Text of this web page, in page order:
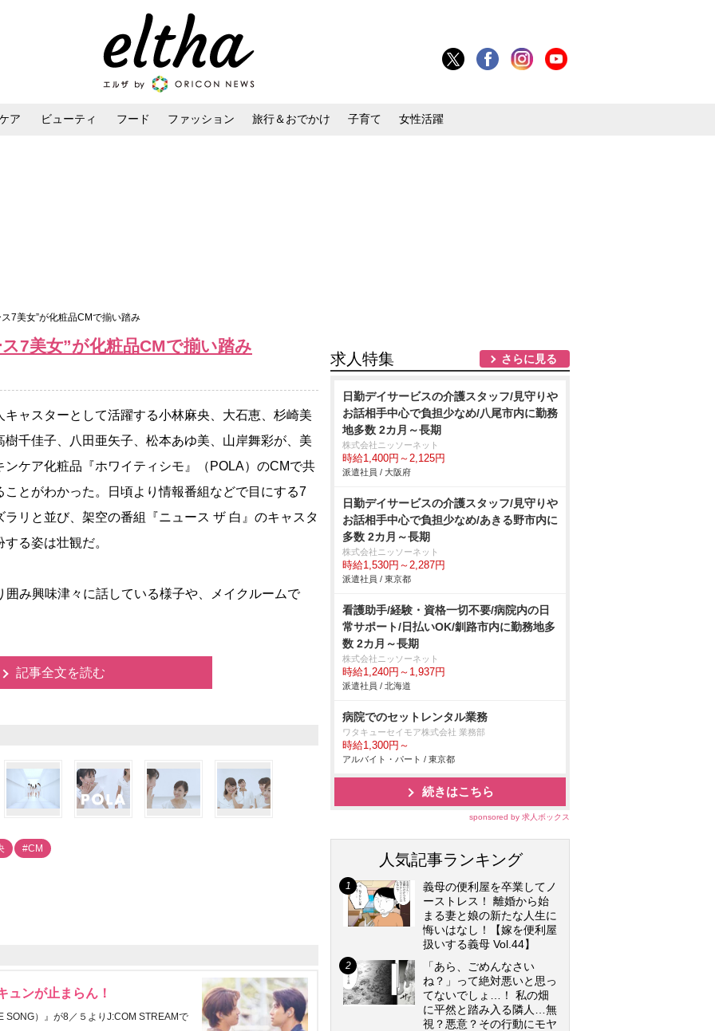
ア ビューティ フード ファッション 旅行＆おでかけ 子育て 女性活躍
7美女”が化粧品CMで揃い踏み
7美女”が化粧品CMで揃い踏み
ャスターとして活躍する小林麻央、大石恵、杉崎美
樹千佳子、八田亜矢子、松本あゆ美、山岸舞彩が、美
ンケア化粧品『ホワイティシモ』（POLA）のCMで共
ことがわかった。日頃より情報番組などで目にする7
ラリと並び、架空の番組『ニュース ザ 白』のキャスタ
する姿は壮観だ。
み興味津々に話している様子や、メイクルームで
記事全文を読む
#CM
ュンが止まらん！
SONG）』が8／５よりJ:COM STREAMで
求人特集 さらに見る
日勤デイサービスの介護スタッフ/見守り
お話相手中心で負担少なめ/八尾市内に勤務
地多数 2カ月～長期
株式会社ニッソーネット
時給1,400円～2,125円
派遣社員 / 大阪府
日勤デイサービスの介護スタッフ/見守り
お話相手中心で負担少なめ/あきる野市内に
多数 2カ月～長期
株式会社ニッソーネット
時給1,530円～2,287円
派遣社員 / 東京都
看護助手/経験・資格一切不要/病院内の日
常サポート/日払いOK/釧路市内に勤務地多
数 2カ月～長期
株式会社ニッソーネット
時給1,240円～1,937円
派遣社員 / 北海道
病院でのセットレンタル業務
ワタキューセイモア株式会社 業務部
時給1,300円～
アルバイト・パート / 東京都
続きはこちら
sponsored by 求人ボックス
人気記事ランキング
義母の便利屋を卒業してノ
ーストレス！ 離婚から始
まる妻と娘の新たな人生に
悔いはなし！【嫁を便利屋
扱いする義母 Vol.44】
「あら、ごめんなさい
ね？」って絶対悪いと思っ
てないでしょ…！ 私の畑
に平然と踏み入る隣人…無
視？悪意？その行動にモヤ